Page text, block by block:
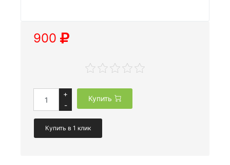
900
+
-
Купить
Купить в 1 клик